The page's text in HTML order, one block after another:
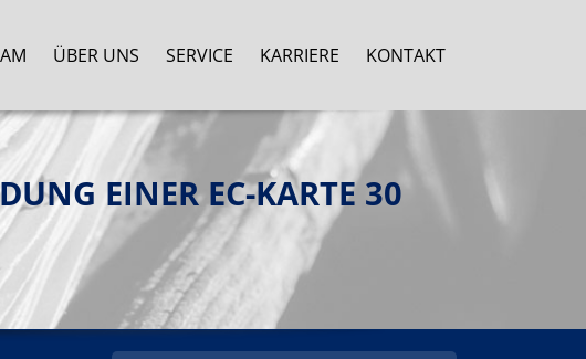
ÜBER UNS SERVICE KARRIERE KONTAKT
EINER EC-KARTE 30